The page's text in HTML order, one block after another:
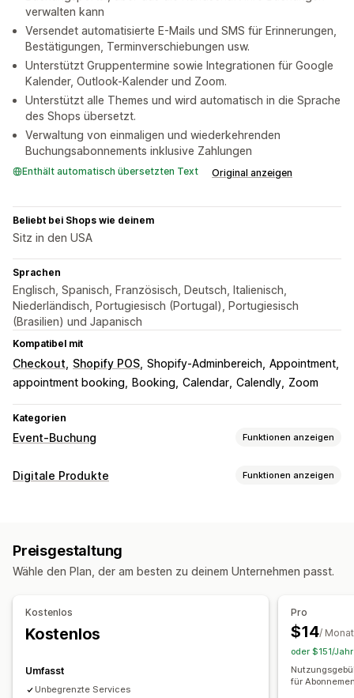
verwalten kann
Versendet automatisierte E-Mails und SMS für Erinnerungen,
Bestätigungen, Terminverschiebungen usw.
Unterstützt Gruppentermine sowie Integrationen für Google
Kalender, Outlook-Kalender und Zoom.
Unterstützt alle Themes und wird automatisch in die Sprache
des Shops übersetzt.
Verwaltung von einmaligen und wiederkehrenden
Buchungsabonnements inklusive Zahlungen
Enthält automatisch übersetzten Text Original anzeigen
Beliebt bei Shops wie deinem
Sitz in den USA
Sprachen
Englisch, Spanisch, Französisch, Deutsch, Italienisch,
Niederländisch, Portugiesisch (Portugal), Portugiesisch
(Brasilien) und Japanisch
Kompatibel mit
Checkout Shopify POS Shopify-Adminbereich Appointment
appointment booking
Booking Calendar Calendly Zoom
Kategorien
Event-Buchung Funktionen anzeigen
Eventart
Buchungsverwaltung
Kalender
Planung Zeitfenster
Sperrdaten
Kapazitätsgrenzen
Datensynchronisierung
SMS-Benachrichtigungen
Mehrere Sprachen
Anzahlungen Mitarbeiterverwaltung
Digitale Produkte Funktionen anzeigen
Download-Management
Dateisicherheit
Preisgestaltung
Wähle den Plan, der am besten zu deinem Unternehmen passt.
Kostenlos
Kostenlos
Umfasst
Unbegrenzte Services
Pro
$14/ Monat
oder $151/
für